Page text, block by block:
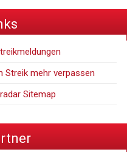
Streik mehr verpassen
Sitemap